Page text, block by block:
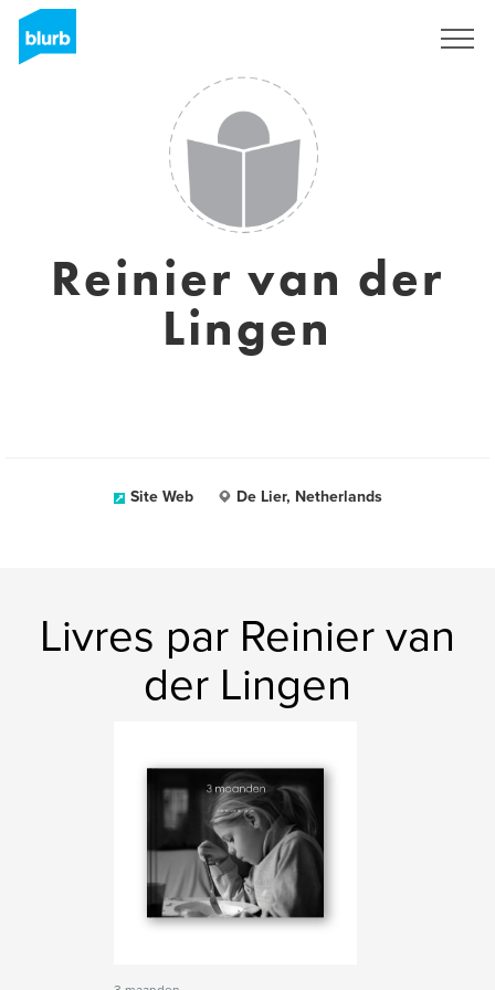
Reinier van der
Lingen
Site Web De Lier, Netherlands
Livres par Reinier van
der Lingen